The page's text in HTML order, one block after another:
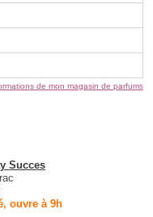
de mon magasin de parfums
Succes
ouvre à 9h